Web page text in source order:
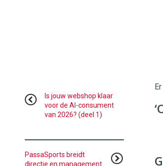
Is jouw webshop klaar
voor de AI-consument
van 2026? (deel 1)
PassaSports breidt
directie en management